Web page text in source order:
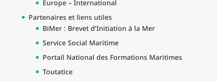
Europe – International
Partenaires et liens utiles
BiMer : Brevet d’Initiation à la Mer
Service Social Maritime
Portail National des Formations Maritimes
Toutatice